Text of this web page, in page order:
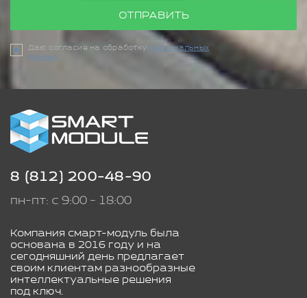
ОТПРАВИТЬ
Даю согласие на обработку персональных
данных
8 (812) 200-48-90
пн-пт: с 9:00 - 18:00
Компания смарт-модуль была
основана в 2016 году и на
сегодняшний день предлагает
своим клиентам разнообразные
интеллектуальные решения
под ключ.